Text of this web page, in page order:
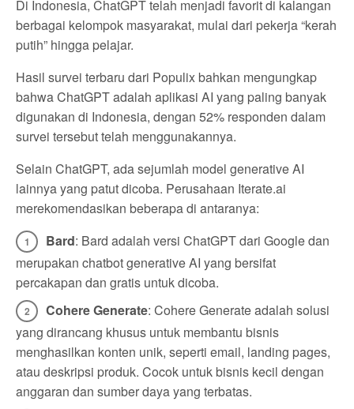
Di Indonesia, ChatGPT telah menjadi favorit di kalangan
berbagai kelompok masyarakat, mulai dari pekerja “kerah
putih” hingga pelajar.
Hasil survei terbaru dari Populix bahkan mengungkap
bahwa ChatGPT adalah aplikasi AI yang paling banyak
digunakan di Indonesia, dengan 52% responden dalam
survei tersebut telah menggunakannya.
Selain ChatGPT, ada sejumlah model generative AI
lainnya yang patut dicoba. Perusahaan Iterate.ai
merekomendasikan beberapa di antaranya:
Bard: Bard adalah versi ChatGPT dari Google dan
merupakan chatbot generative AI yang bersifat
percakapan dan gratis untuk dicoba.
Cohere Generate: Cohere Generate adalah solusi
yang dirancang khusus untuk membantu bisnis
menghasilkan konten unik, seperti email, landing pages,
atau deskripsi produk. Cocok untuk bisnis kecil dengan
anggaran dan sumber daya yang terbatas.